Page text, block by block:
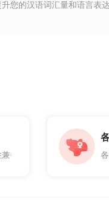
您的汉语词汇量和语言
备的在线工具，专为帮